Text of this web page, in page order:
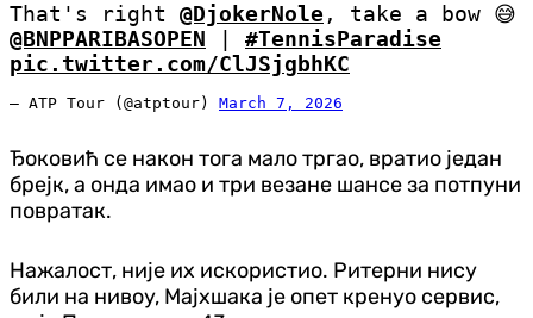
That's right @DjokerNole, take a bow 😅
@BNPPARIBASOPEN
#TennisParadise
pic.twitter.com/ClJSjgbhKC
— ATP Tour (@atptour) March 7, 2026
Ђоковић се након тога мало тргао, вратио један
брејк, а онда имао и три везане шансе за потпуни
повратак.
Нажалост, није их искористио. Ритерни нису
били на нивоу, Мајхшака је опет кренуо сервис,